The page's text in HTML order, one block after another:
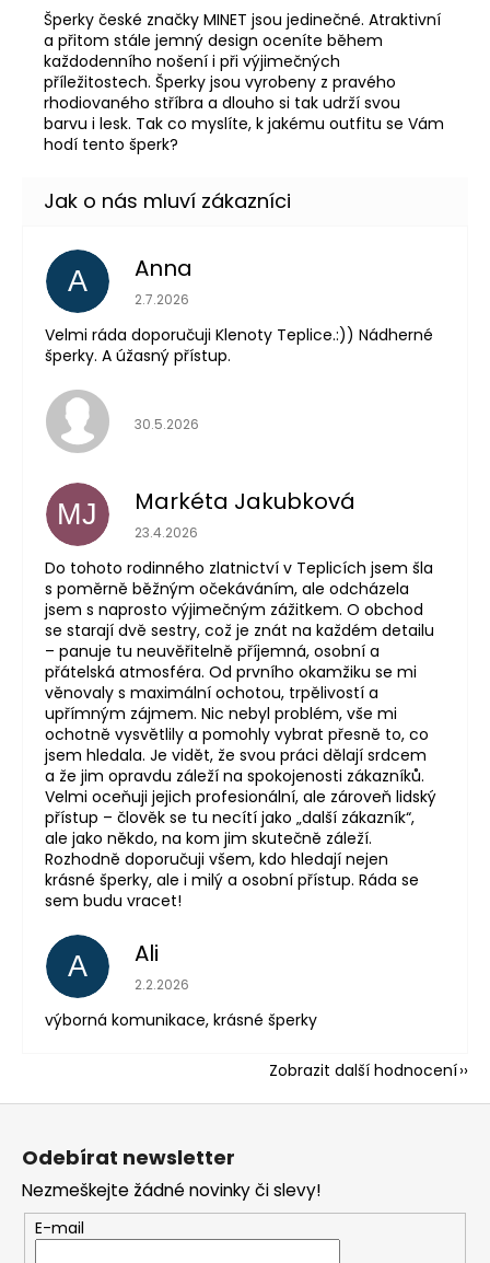
Šperky české značky MINET jsou jedinečné. Atraktivní
a přitom stále jemný design oceníte během
každodenního nošení i při výjimečných
příležitostech. Šperky jsou vyrobeny z pravého
rhodiovaného stříbra a dlouho si tak udrží svou
barvu i lesk. Tak co myslíte, k jakému outfitu se Vám
hodí tento šperk?
A Anna
Hodnocení obchodu je 5 z 5 hvězdiček.
2.7.2026
Velmi ráda doporučuji Klenoty Teplice.:)) Nádherné
šperky. A úžasný přístup.
Hodnocení obchodu je 5 z 5 hvězdiček.
30.5.2026
MJ Markéta Jakubková
Hodnocení obchodu je 5 z 5 hvězdiček.
23.4.2026
Do tohoto rodinného zlatnictví v Teplicích jsem šla
s poměrně běžným očekáváním, ale odcházela
jsem s naprosto výjimečným zážitkem. O obchod
se starají dvě sestry, což je znát na každém detailu
– panuje tu neuvěřitelně příjemná, osobní a
přátelská atmosféra. Od prvního okamžiku se mi
věnovaly s maximální ochotou, trpělivostí a
upřímným zájmem. Nic nebyl problém, vše mi
ochotně vysvětlily a pomohly vybrat přesně to, co
jsem hledala. Je vidět, že svou práci dělají srdcem
a že jim opravdu záleží na spokojenosti zákazníků.
Velmi oceňuji jejich profesionální, ale zároveň lidský
přístup – člověk se tu necítí jako „další zákazník“,
ale jako někdo, na kom jim skutečně záleží.
Rozhodně doporučuji všem, kdo hledají nejen
krásné šperky, ale i milý a osobní přístup. Ráda se
sem budu vracet!
A Ali
Hodnocení obchodu je 5 z 5 hvězdiček.
2.2.2026
výborná komunikace, krásné šperky
Zobrazit další hodnocení
Z
Odebírat newsletter
Nezmeškejte žádné novinky či slevy!
E-mail